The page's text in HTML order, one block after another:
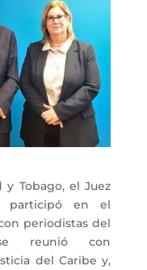
Tobago, el Juez
participó en el
periodistas del
reunió con
del Caribe y,